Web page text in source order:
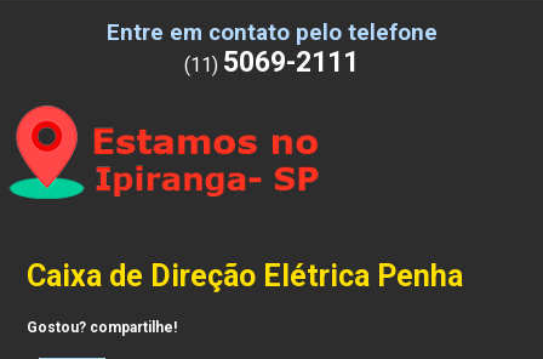
Entre em contato pelo telefone
(11) 5069-2111
Caixa de Direção Elétrica Penha
Gostou? compartilhe!